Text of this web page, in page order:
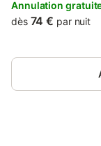
property is non-
Annulation
dès 74 € par nuit